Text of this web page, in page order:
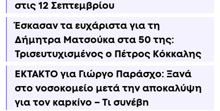
στις 12 Σεπτεμβρίου
Έσκασαν τα ευχάριστα για τη
Δήμητρα Ματσούκα στα 50 της:
Τρισευτυχισμένος ο Πέτρος Κόκκαλης
ΕΚΤΑΚΤΟ για Γιώργο Παράσχο: Ξανά
στο νοσοκομείο μετά την αποκαλύψη
για τον καpκíνο – Τι συνέβn